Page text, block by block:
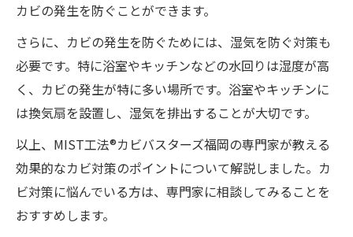
カビの発生を防ぐことができます。
さらに、カビの発生を防ぐためには、湿気を防ぐ対策も
必要です。特に浴室やキッチンなどの水回りは湿度が高
く、カビの発生が特に多い場所です。浴室やキッチンに
は換気扇を設置し、湿気を排出することが大切です。
以上、MIST工法®カビバスターズ福岡の専門家が教える
効果的なカビ対策のポイントについて解説しました。カ
ビ対策に悩んでいる方は、専門家に相談してみることを
おすすめします。